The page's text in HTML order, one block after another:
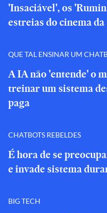
'Insaciável', os
estreias do cinema da
QUE TAL ENSINAR UM
A IA não 'entende' o
treinar um sistema
paga
CHATBOTS REBELDES
É hora de se
e invade sistema
BIG TECH